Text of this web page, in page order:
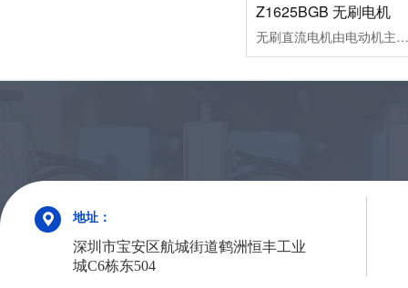
Z1625BGB 无刷电机
无刷直流电机由电动机主体和驱动器组成，是一种典型的机电一体化产品。由于无刷直流电动机是以自控式运行的，所以不会像变频调速下重载启动的同步电机那样在转子上另加启动绕组，也不会在负载突变时产生振荡和失步。无刷直流电动机是采用半导体开关器件来实现电子换向的，即用电子开关器件代替传统的接触式换向器和电刷。它具有可靠性高、无换向火花、机械噪声低等优点，广泛应用于高档录音座、录像机、电子仪器及自动化办公设备中。
地址：
深圳市宝安区航城街道鹤洲恒丰工业
城C6栋东504